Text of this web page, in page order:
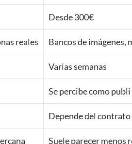
Desde 300€
reales Bancos de imágenes,
Varias semanas
Se percibe como publi
Depende del contrato
Suele parecer menos